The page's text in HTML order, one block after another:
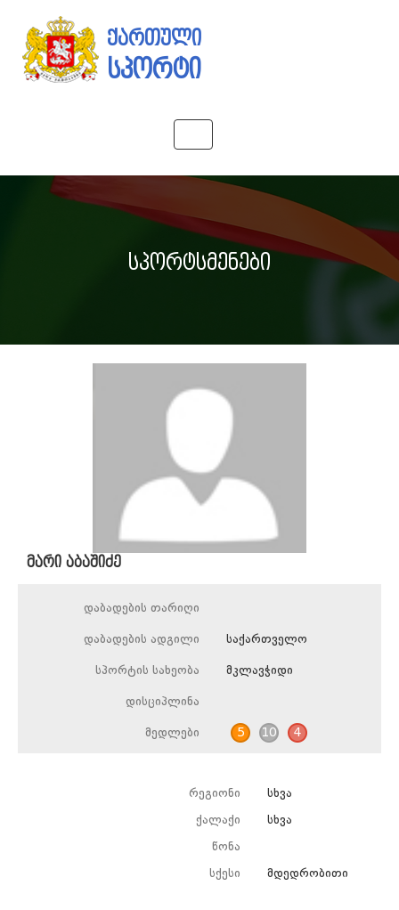
ქართული
სპორტი
navigation
სპორტსმენები
მარი აბაშიძე
დაბადების თარიღი
დაბადების ადგილი საქართველო
სპორტის სახეობა მკლავჭიდი
დისციპლინა
მედლები 5 10 4
რეგიონი სხვა
ქალაქი სხვა
წონა
სქესი მდედრობითი